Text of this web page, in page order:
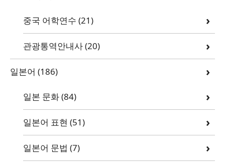
중국 어학연수 (21)
관광통역안내사(20)
일본어 (186)
일본 문화(84)
일본어 표현 (51)
일본어 문법 (7)